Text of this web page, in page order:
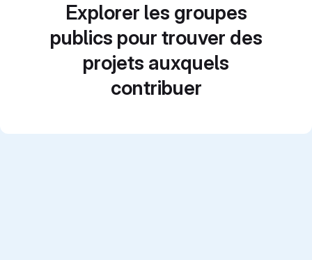
Explorer les groupes
publics pour trouver des
projets auxquels
contribuer